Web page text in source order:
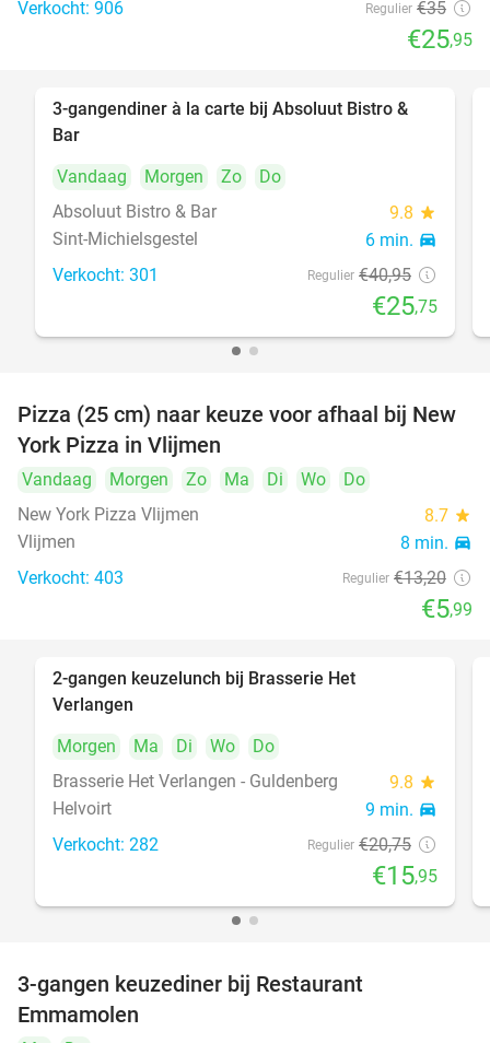
Verkocht: 906 Regulier €35
€25,95
37%
3-gangendiner à la carte bij Absoluut Bistro &
Bar
Vandaag
Morgen Zo
Do
Absoluut Bistro & Bar
9.8 star
Sint-Michielsgestel 6 min. directions_car
Verkocht: 301 Regulier €40,95
€25,75
55%
Pizza (25 cm) naar keuze voor afhaal bij New
York Pizza in Vlijmen
Vandaag Morgen Zo Ma Di Wo
Do
New York Pizza Vlijmen
8.7 star
Vlijmen 8 min. directions_car
Verkocht: 403 Regulier €13,20
€5,99
2-gangen keuzelunch bij Brasserie Het
Verlangen
Morgen
Ma Di Wo
Do
Brasserie Het Verlangen - Guldenberg
9.8 star
Helvoirt 9 min. directions_car
Verkocht: 282 Regulier €20,75
€15,95
3-gangen keuzediner bij Restaurant
Emmamolen